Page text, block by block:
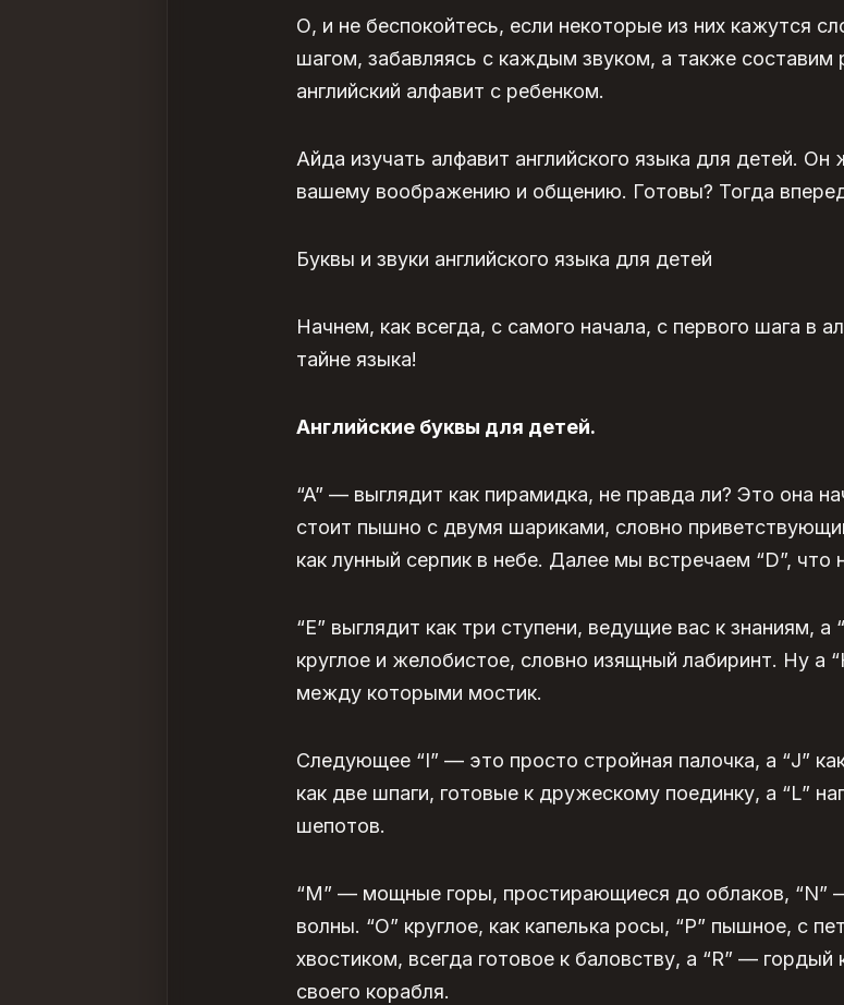
О, и не беспокойтесь, если некоторые из них кажутся
шагом, забавляясь с каждым звуком, а также составим
английский алфавит с ребенком.
Айда изучать алфавит английского языка для детей. Он
вашему воображению и общению. Готовы? Тогда
Буквы и звуки английского языка для детей
Начнем, как всегда, с самого начала, с первого шага в
тайне языка!
Английские буквы для детей.
“A” — выглядит как пирамидка, не правда ли? Это она
стоит пышно с двумя шариками, словно
как лунный серпик в небе. Далее мы встречаем “D”, что
“Е” выглядит как три ступени, ведущие вас к знаниям, а
круглое и желобистое, словно изящный лабиринт. Ну а
между которыми мостик.
Следующее “I” — это просто стройная палочка, а “J”
как две шпаги, готовые к дружескому поединку, а “L”
шепотов.
“М” — мощные горы, простирающиеся до облаков, “N”
волны. “O” круглое, как капелька росы, “P” пышное, с
хвостиком, всегда готовое к баловству, а “R” —
своего корабля.